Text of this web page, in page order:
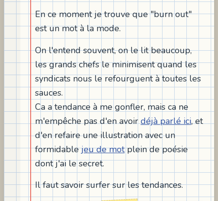
En ce moment je trouve que "burn out"
est un mot à la mode.
On l'entend souvent, on le lit beaucoup,
les grands chefs le minimisent quand les
syndicats nous le refourguent à toutes les
sauces.
Ca a tendance à me gonfler, mais ca ne
m'empêche pas d'en avoirdéjà parlé ici, et
d'en refaire une illustration avec un
formidablejeu de motplein de poésie
dont j'ai le secret.
Il faut savoir surfer sur les tendances.